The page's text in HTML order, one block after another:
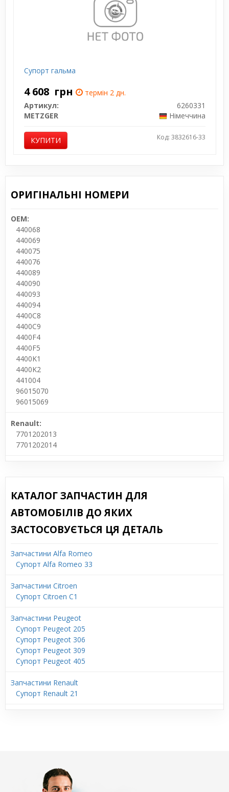
Супорт гальма
4 608 грн
термін 2 дн.
Артикул:
6260331
METZGER
Німеччина
КУПИТИ Код: 3832616-33
ОРИГІНАЛЬНІ НОМЕРИ
OEM:
440068
440069
440075
440076
440089
440090
440093
440094
4400C8
4400C9
4400F4
4400F5
4400K1
4400K2
441004
96015070
96015069
Renault:
7701202013
7701202014
КАТАЛОГ ЗАПЧАСТИН ДЛЯ
АВТОМОБІЛІВ ДО ЯКИХ
ЗАСТОСОВУЄТЬСЯ ЦЯ ДЕТАЛЬ
Запчастини Alfa Romeo
Супорт Alfa Romeo 33
Запчастини Citroen
Супорт Citroen C1
Запчастини Peugeot
Супорт Peugeot 205
Супорт Peugeot 306
Супорт Peugeot 309
Супорт Peugeot 405
Запчастини Renault
Супорт Renault 21